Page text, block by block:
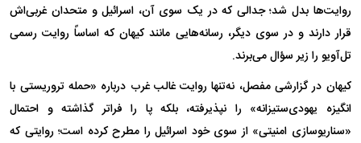
روایت‌ها بدل شد؛ جدالی که در یک سوی آن، اسرائیل و متحدان غربی‌اش
قرار دارند و در سوی دیگر، رسانه‌هایی مانند کیهان که اساساً روایت رسمی
تل‌آویو را زیر سؤال می‌برند.
کیهان در گزارشی مفصل، نه‌تنها روایت غالب غرب درباره «حمله تروریستی با
انگیزه یهودی‌ستیزانه» را نپذیرفته، بلکه پا را فراتر گذاشته و احتمال
«سناریوسازی امنیتی» از سوی خود اسرائیل را مطرح کرده است؛ روایتی که